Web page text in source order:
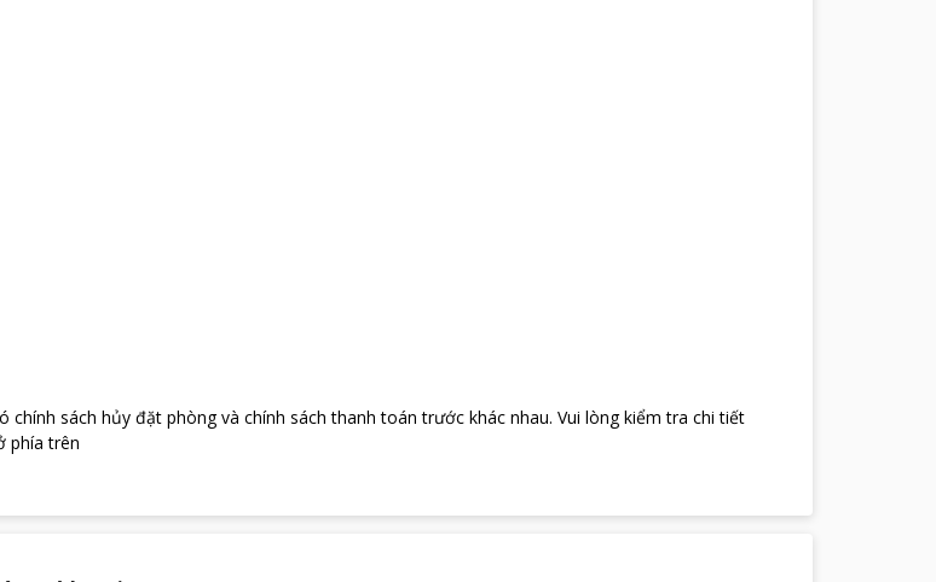
chính sách hủy đặt phòng và chính sách thanh toán trước khác nhau. Vui lòng kiểm tra chi tiết
phía trên